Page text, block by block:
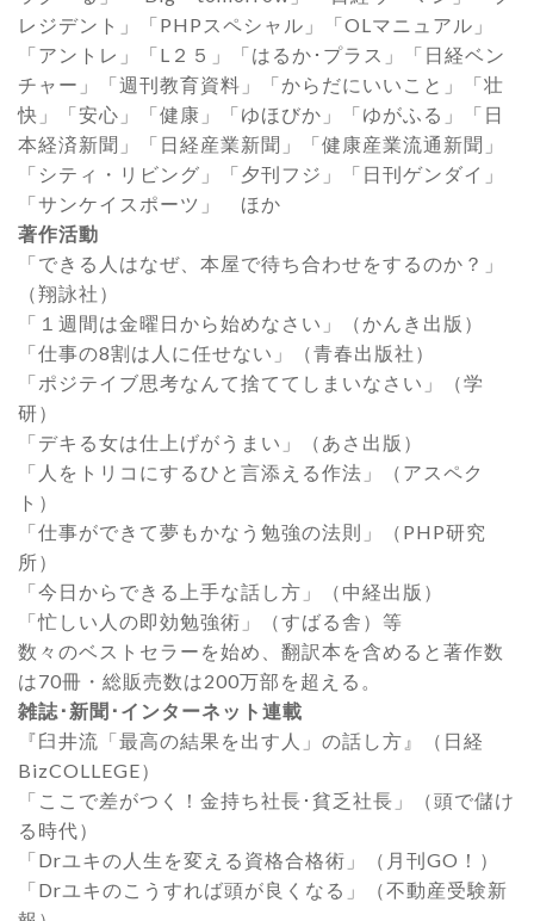
レジデント」「PHPスペシャル」「OLマニュアル」
「アントレ」「L２５」「はるか･プラス」「日経ベン
チャー」「週刊教育資料」「からだにいいこと」「壮
快」「安心」「健康」「ゆほびか」「ゆがふる」「日
本経済新聞」「日経産業新聞」「健康産業流通新聞」
「シティ・リビング」「夕刊フジ」「日刊ゲンダイ」
「サンケイスポーツ」 ほか
著作活動
「できる人はなぜ、本屋で待ち合わせをするのか？」
（翔詠社）
「１週間は金曜日から始めなさい」（かんき出版）
「仕事の8割は人に任せない」（青春出版社）
「ポジテイブ思考なんて捨ててしまいなさい」（学
研）
「デキる女は仕上げがうまい」（あさ出版）
「人をトリコにするひと言添える作法」（アスペク
ト）
「仕事ができて夢もかなう勉強の法則」（PHP研究
所）
「今日からできる上手な話し方」（中経出版）
「忙しい人の即効勉強術」（すばる舎）等
数々のベストセラーを始め、翻訳本を含めると著作数
は70冊・総販売数は200万部を超える。
雑誌･新聞･インターネット連載
『臼井流「最高の結果を出す人」の話し方』（日経
BizCOLLEGE）
「ここで差がつく！金持ち社長･貧乏社長」（頭で儲け
る時代）
「Drユキの人生を変える資格合格術」（月刊GO！）
「Drユキのこうすれば頭が良くなる」（不動産受験新